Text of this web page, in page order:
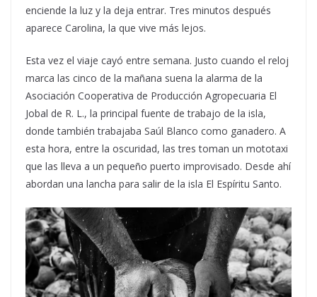
enciende la luz y la deja entrar. Tres minutos después
aparece Carolina, la que vive más lejos.
Esta vez el viaje cayó entre semana. Justo cuando el reloj
marca las cinco de la mañana suena la alarma de la
Asociación Cooperativa de Producción Agropecuaria El
Jobal de R. L., la principal fuente de trabajo de la isla,
donde también trabajaba Saúl Blanco como ganadero. A
esta hora, entre la oscuridad, las tres toman un mototaxi
que las lleva a un pequeño puerto improvisado. Desde ahí
abordan una lancha para salir de la isla El Espíritu Santo.